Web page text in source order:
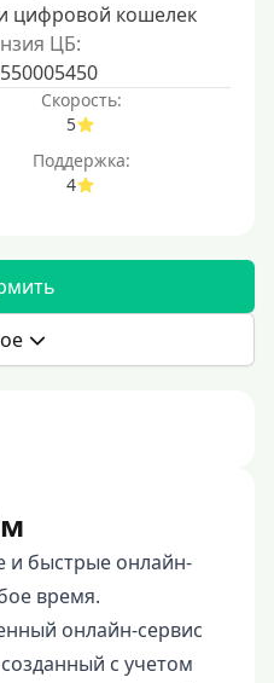
цифровой кошелек
ЦБ:
Скорость:
5
Поддержка:
4
и быстрые онлайн-
время.
онлайн-сервис
с учетом